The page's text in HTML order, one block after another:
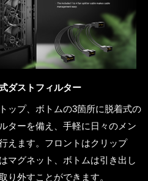
ダストフィルター
ップ、ボトムの3箇所に脱着式の
ターを備え、手軽に日々のメン
えます。フロントはクリップ
マグネット、ボトムは引き出し
り外すことができます。